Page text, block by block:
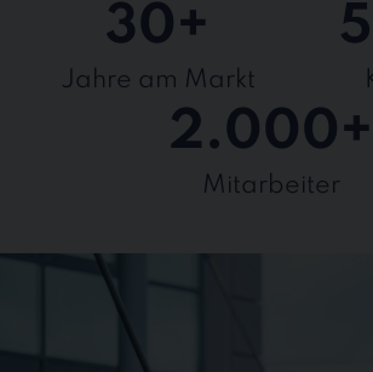
Jahre am Markt
30+
Mitarbeiter
2.000+